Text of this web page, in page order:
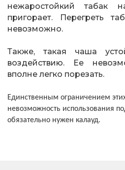
нежаростойкий табак
пригорает. Перегреть
невозможно.
Также, такая чаша
воздействию. Ее
вполне легко порезать.
Единственным ограничением
невозможность использования
обязательно нужен калауд.